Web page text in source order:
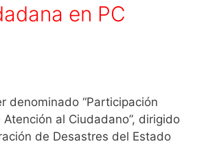
en PC
denominado “Participación
al Ciudadano”, dirigido
de Desastres del Estado